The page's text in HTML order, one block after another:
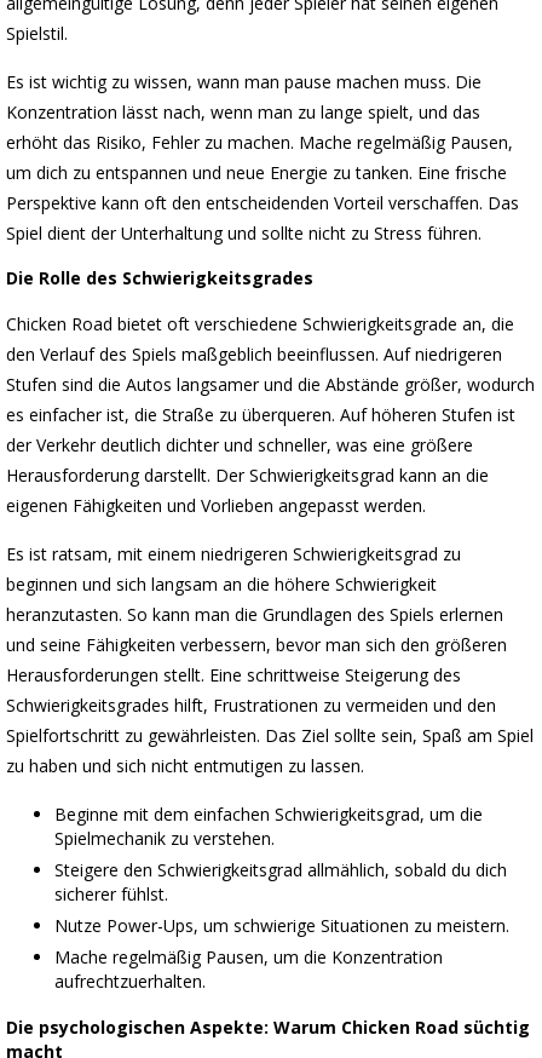
Spielstil.
Es ist wichtig zu wissen, wann man pause machen muss. Die
Konzentration lässt nach, wenn man zu lange spielt, und das
erhöht das Risiko, Fehler zu machen. Mache regelmäßig Pausen,
um dich zu entspannen und neue Energie zu tanken. Eine frische
Perspektive kann oft den entscheidenden Vorteil verschaffen. Das
Spiel dient der Unterhaltung und sollte nicht zu Stress führen.
Die Rolle des Schwierigkeitsgrades
Chicken Road bietet oft verschiedene Schwierigkeitsgrade an, die
den Verlauf des Spiels maßgeblich beeinflussen. Auf niedrigeren
Stufen sind die Autos langsamer und die Abstände größer, wodurch
es einfacher ist, die Straße zu überqueren. Auf höheren Stufen ist
der Verkehr deutlich dichter und schneller, was eine größere
Herausforderung darstellt. Der Schwierigkeitsgrad kann an die
eigenen Fähigkeiten und Vorlieben angepasst werden.
Es ist ratsam, mit einem niedrigeren Schwierigkeitsgrad zu
beginnen und sich langsam an die höhere Schwierigkeit
heranzutasten. So kann man die Grundlagen des Spiels erlernen
und seine Fähigkeiten verbessern, bevor man sich den größeren
Herausforderungen stellt. Eine schrittweise Steigerung des
Schwierigkeitsgrades hilft, Frustrationen zu vermeiden und den
Spielfortschritt zu gewährleisten. Das Ziel sollte sein, Spaß am Spiel
zu haben und sich nicht entmutigen zu lassen.
Beginne mit dem einfachen Schwierigkeitsgrad, um die
Spielmechanik zu verstehen.
Steigere den Schwierigkeitsgrad allmählich, sobald du dich
sicherer fühlst.
Nutze Power-Ups, um schwierige Situationen zu meistern.
Mache regelmäßig Pausen, um die Konzentration
aufrechtzuerhalten.
Die psychologischen Aspekte: Warum Chicken Road süchtig
macht